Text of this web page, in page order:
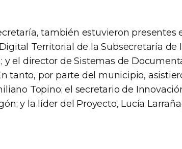
también estuvieron presentes
Territorial de la Subsecretaría de
y el director de Sistemas de
tanto, por parte del municipio,
Topino; el secretario de
y la líder del Proyecto, Lucía